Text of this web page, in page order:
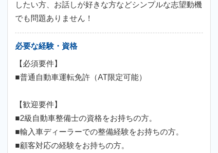
したい方、お話しが好きな方などシンプルな志望動機
でも問題ありません！
必要な経験・資格
【必須要件】
■普通自動車運転免許（AT限定可能）
【歓迎要件】
■2級自動車整備士の資格をお持ちの方。
■輸入車ディーラーでの整備経験をお持ちの方。
■顧客対応の経験をお持ちの方。